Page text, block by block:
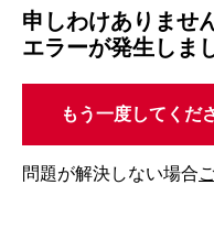
申しわけありませ
エラーが発生しま
もう一度してくだ
問題が解決しない場合